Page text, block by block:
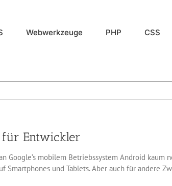
Webwerkzeuge PHP CSS
Entwickler
Google’s mobilem Betriebssystem Android kaum
Smartphones und Tablets. Aber auch für andere